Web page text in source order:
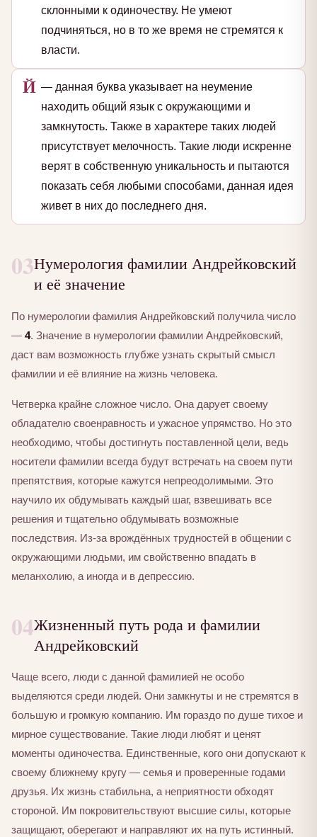
склонными к одиночеству. Не умеют
подчиняться, но в то же время не стремятся к
власти.
Й — данная буква указывает на неумение
находить общий язык с окружающими и
замкнутость. Также в характере таких людей
присутствует мелочность. Такие люди искренне
верят в собственную уникальность и пытаются
показать себя любыми способами, данная идея
живет в них до последнего дня.
03Нумерология фамилии Андрейковский
и её значение
По нумерологии фамилия Андрейковский получила число
— 4. Значение в нумерологии фамилии Андрейковский,
даст вам возможность глубже узнать скрытый смысл
фамилии и её влияние на жизнь человека.
Четверка крайне сложное число. Она дарует своему
обладателю своенравность и ужасное упрямство. Но это
необходимо, чтобы достигнуть поставленной цели, ведь
носители фамилии всегда будут встречать на своем пути
препятствия, которые кажутся непреодолимыми. Это
научило их обдумывать каждый шаг, взвешивать все
решения и тщательно обдумывать возможные
последствия. Из-за врождённых трудностей в общении с
окружающими людьми, им свойственно впадать в
меланхолию, а иногда и в депрессию.
04Жизненный путь рода и фамилии
Андрейковский
Чаще всего, люди с данной фамилией не особо
выделяются среди людей. Они замкнуты и не стремятся в
большую и громкую компанию. Им гораздо по душе тихое и
мирное существование. Такие люди любят и ценят
моменты одиночества. Единственные, кого они допускают к
своему ближнему кругу — семья и проверенные годами
друзья. Их жизнь стабильна, а неприятности обходят
стороной. Им покровительствуют высшие силы, которые
защищают, оберегают и направляют их на путь истинный.